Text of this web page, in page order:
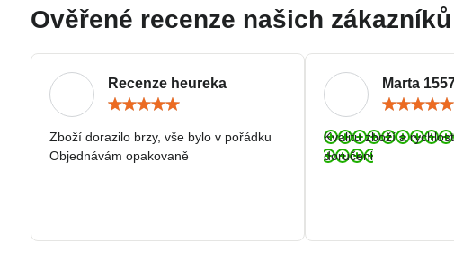
Ověřené recenze našich zákazníků
Recenze heureka
/
5
Zboží dorazilo brzy, vše bylo v pořádku
Objednávám opakovaně
Marta
Kvalitu zboží a
doručeni